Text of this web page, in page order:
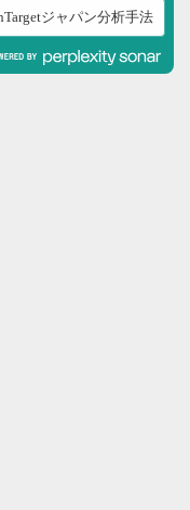
ジャパン分析手法